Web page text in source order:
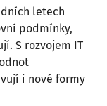
letech
podmínky,
S rozvojem IT
i nové formy